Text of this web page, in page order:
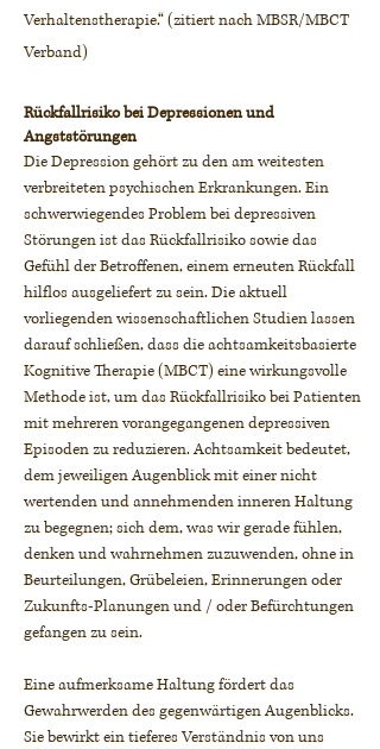
Verhaltenstherapie.“ (zitiert nach MBSR/MBCT
Verband)
Rückfallrisiko bei Depressionen und
Angststörungen
Die Depression gehört zu den am weitesten
verbreiteten psychischen Erkrankungen. Ein
schwerwiegendes Problem bei depressiven
Störungen ist das Rückfallrisiko sowie das
Gefühl der Betroffenen, einem erneuten Rückfall
hilflos ausgeliefert zu sein. Die aktuell
vorliegenden wissenschaftlichen Studien lassen
darauf schließen, dass die achtsamkeitsbasierte
Kognitive Therapie (MBCT) eine wirkungsvolle
Methode ist, um das Rückfallrisiko bei Patienten
mit mehreren vorangegangenen depressiven
Episoden zu reduzieren. Achtsamkeit bedeutet,
dem jeweiligen Augenblick mit einer nicht
wertenden und annehmenden inneren Haltung
zu begegnen; sich dem, was wir gerade fühlen,
denken und wahrnehmen zuzuwenden, ohne in
Beurteilungen, Grübeleien, Erinnerungen oder
Zukunfts-Planungen und / oder Befürchtungen
gefangen zu sein.
Eine aufmerksame Haltung fördert das
Gewahrwerden des gegenwärtigen Augenblicks.
Sie bewirkt ein tieferes Verständnis von uns